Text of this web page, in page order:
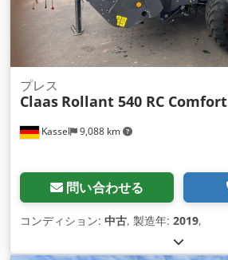
Kassel 9,088 km
プレス
Claas Rollant 540 RC Comfort
問い合わせる
コンディション: 中古, 製造年: 2019,